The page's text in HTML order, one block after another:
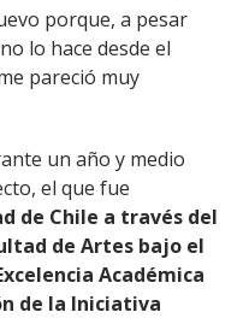
porque, a pesar
lo hace desde el
pareció muy
un año y medio
el que fue
de Chile a través del
de Artes bajo el
Académica
de la Iniciativa